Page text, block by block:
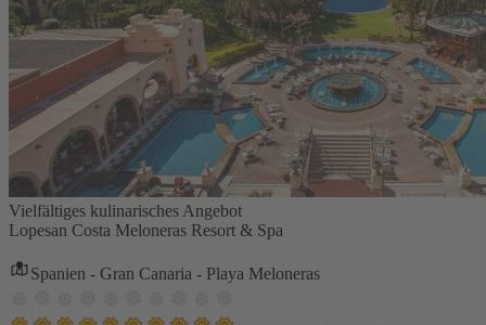
Vielfältiges kulinarisches Angebot
Lopesan Costa Meloneras Resort & Spa
Spanien - Gran Canaria - Playa Meloneras